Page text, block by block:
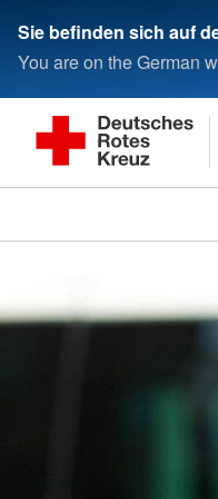
Sie befinden sich auf
You are on the German